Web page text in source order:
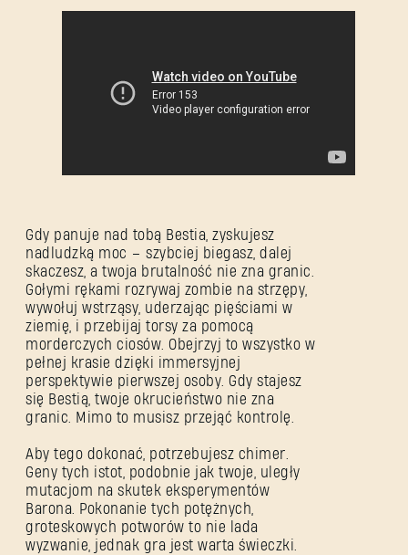
Gdy panuje nad tobą Bestia, zyskujesz
nadludzką moc – szybciej biegasz, dalej
skaczesz, a twoja brutalność nie zna granic.
Gołymi rękami rozrywaj zombie na strzępy,
wywołuj wstrząsy, uderzając pięściami w
ziemię, i przebijaj torsy za pomocą
morderczych ciosów. Obejrzyj to wszystko w
pełnej krasie dzięki immersyjnej
perspektywie pierwszej osoby. Gdy stajesz
się Bestią, twoje okrucieństwo nie zna
granic. Mimo to musisz przejąć kontrolę.
Aby tego dokonać, potrzebujesz chimer.
Geny tych istot, podobnie jak twoje, uległy
mutacjom na skutek eksperymentów
Barona. Pokonanie tych potężnych,
groteskowych potworów to nie lada
wyzwanie, jednak gra jest warta świeczki.